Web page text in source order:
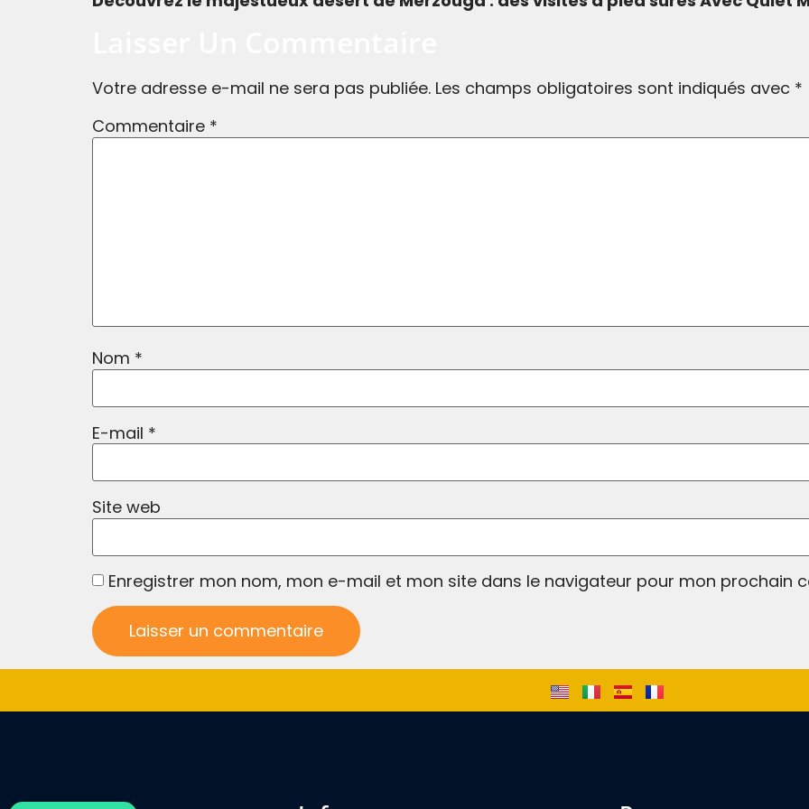
Votre adresse e-mail ne sera pas publiée. Les champs obligatoires sont indiqués avec *
Commentaire *
Nom *
E-mail *
Site web
Enregistrer mon nom, mon e-mail et mon site dans le navigateur pour mon prochain